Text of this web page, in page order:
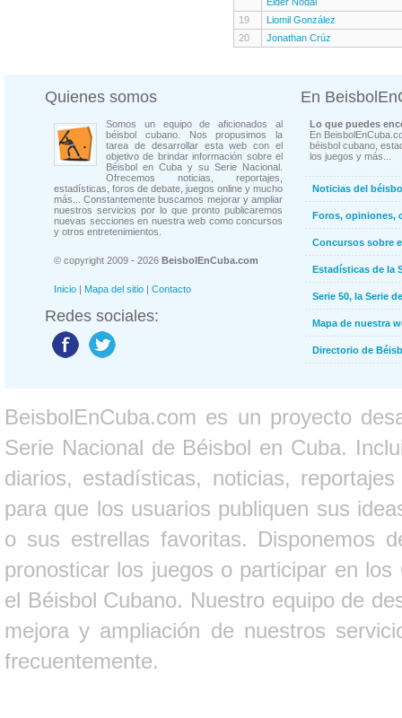
19
Liomil González
20
Jonathan Crúz
Quienes somos
Somos un equipo de aficionados al
béisbol cubano. Nos propusimos la
tarea de desarrollar esta web con el
objetivo de brindar información sobre el
Béisbol en Cuba y su Serie Nacional.
Ofrecemos noticias, reportajes,
estadísticas, foros de debate, juegos online y mucho
más... Constantemente buscamos mejorar y ampliar
nuestros servicios por lo que pronto publicaremos
nuevas secciones en nuestra web como concursos
y otros entretenimientos.
© copyright 2009 - 2026 BeisbolEnCuba.com
Inicio | Mapa del sitio | Contacto
Redes sociales:
En
Lo que puedes
En
béisbol cubano,
los juegos y más...
Noticias del
Foros, opiniones,
Concursos sobre
Estadísticas de la
Serie 50, la Serie
Mapa de nuestra
Directorio de
BeisbolEnCuba.com es un proyecto
Serie Nacional de Béisbol en Cuba.
diarios, estadísticas, noticias,
para que los usuarios publiquen sus
o sus estrellas favoritas. Disponemos
pronosticar los juegos o participar en
el Béisbol Cubano. Nuestro equipo de
mejora y ampliación de nuestros
frecuentemente.